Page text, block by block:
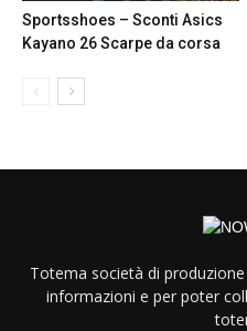
Sportsshoes – Sconti Asics
Kayano 26 Scarpe da corsa
Totema società di
informazioni e per poter